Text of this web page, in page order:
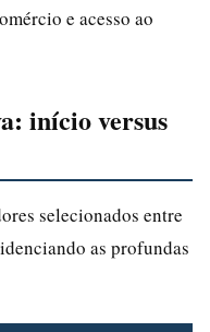
e acesso ao
início versus
selecionados entre
as profundas